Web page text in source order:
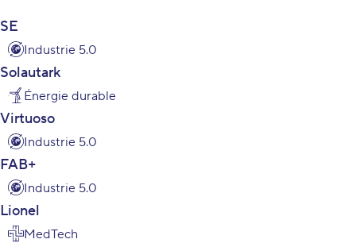
SE
Industrie 5.0
Solautark
Énergie durable
Virtuoso
Industrie 5.0
FAB+
Industrie 5.0
Lionel
MedTech